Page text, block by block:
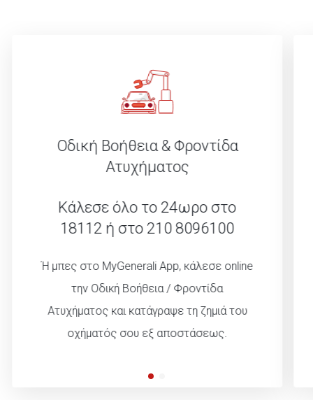
Οδική Βοήθεια & Φροντίδα
Ατυχήματος
Κάλεσε όλο το 24ωρο στο
18112 ή στο 210 8096100
Ή μπες στο MyGenerali App, κάλεσε online
την Οδική Βοήθεια / Φροντίδα
Ατυχήματος και κατάγραψε τη ζημιά του
οχήματός σου εξ αποστάσεως.